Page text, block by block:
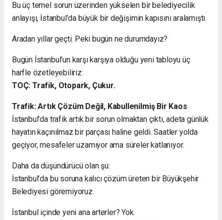
Bu üç temel sorun üzerinden yükselen bir belediyecilik
anlayışı, İstanbul’da büyük bir değişimin kapısını aralamıştı.
Aradan yıllar geçti. Peki bugün ne durumdayız?
Bugün İstanbul’un karşı karşıya olduğu yeni tabloyu üç
harfle özetleyebiliriz:
TOÇ: Trafik, Otopark, Çukur.
Trafik: Artık Çözüm Değil, Kabullenilmiş Bir Kaos
İstanbul’da trafik artık bir sorun olmaktan çıktı, adeta günlük
hayatın kaçınılmaz bir parçası haline geldi. Saatler yolda
geçiyor, mesafeler uzamıyor ama süreler katlanıyor.
Daha da düşündürücü olan şu:
İstanbul’da bu soruna kalıcı çözüm üreten bir Büyükşehir
Belediyesi göremiyoruz.
İstanbul içinde yeni ana arterler? Yok.